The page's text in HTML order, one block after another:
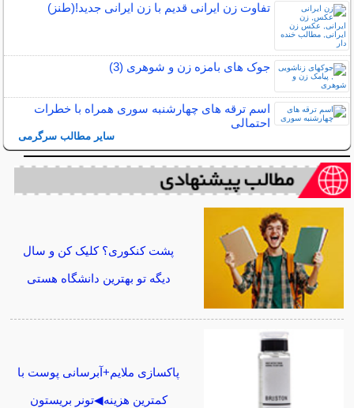
تفاوت زن ایرانی قدیم با زن ایرانی جدید!(طنز)
جوک های بامزه زن و شوهری (3)
اسم ترقه های چهارشنبه سوری همراه با خطرات
احتمالی
سایر مطالب سرگرمی
پشت کنکوری؟ کلیک کن و سال
دیگه تو بهترین دانشگاه هستی
پاکسازی ملایم+آبرسانی پوست با
کمترین هزینه◀تونر بریستون